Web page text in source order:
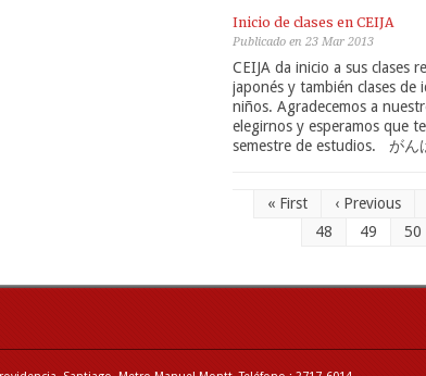
Inicio de clases en CEIJA
Publicado en 23 Mar 2013
CEIJA da inicio a sus clases
japonés y también clases de
niños. Agradecemos a
elegirnos y esperamos que
semestre de estudios. がん
« First ‹ Previous
48
49 50